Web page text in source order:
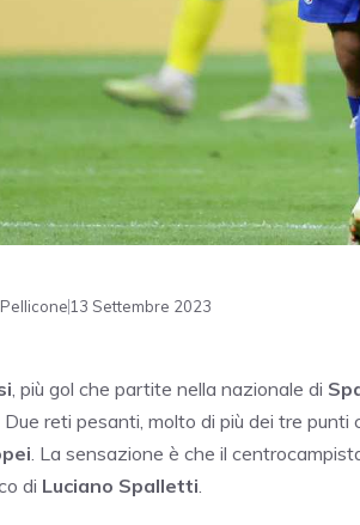
13 Settembre 2023
, più gol che partite nella nazionale di
reti pesanti, molto di più dei tre punti
. La sensazione è che il
di Luciano Spalletti